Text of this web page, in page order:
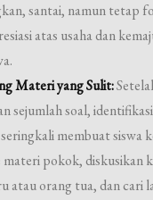
santai, namun tetap
atas usaha dan
Materi yang Sulit:
sejumlah soal,
membuat siswa
materi pokok, diskusikan
atau orang tua, dan cari